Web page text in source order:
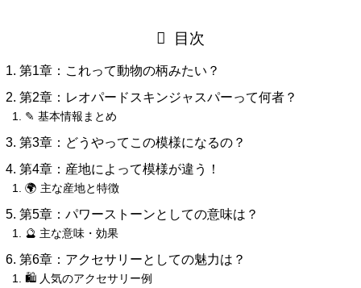
目次
第1章：これって動物の柄みたい？
第2章：レオパードスキンジャスパーって何者？
✎ 基本情報まとめ
第3章：どうやってこの模様になるの？
第4章：産地によって模様が違う！
🌍 主な産地と特徴
第5章：パワーストーンとしての意味は？
🔮 主な意味・効果
第6章：アクセサリーとしての魅力は？
🛍 人気のアクセサリー例